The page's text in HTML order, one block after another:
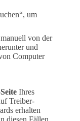
um
von der
und
Computer
Ihres
Treiber-
erhalten
diesen Fällen